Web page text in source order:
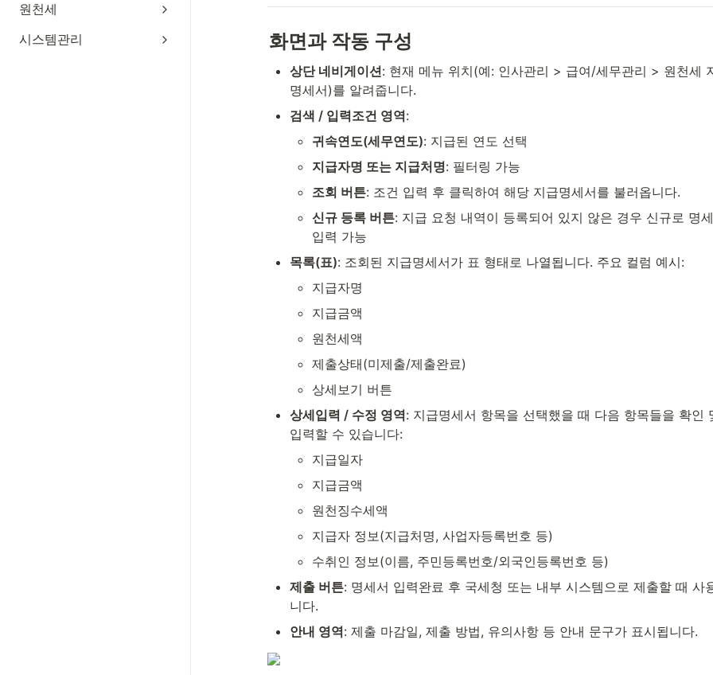
원천세
시스템관리
화면과 작동 구성
상단 네비게이션: 현재 메뉴 위치(예: 인사관리 > 급여/세무관리 > 원천세
명세서)를 알려줍니다.
검색 / 입력조건 영역:
귀속연도(세무연도): 지급된 연도 선택
지급자명 또는 지급처명: 필터링 가능
조회 버튼: 조건 입력 후 클릭하여 해당 지급명세서를 불러옵니다.
신규 등록 버튼: 지급 요청 내역이 등록되어 있지 않은 경우 신규로 명
입력 가능
목록(표): 조회된 지급명세서가 표 형태로 나열됩니다. 주요 컬럼 예시:
지급자명
지급금액
원천세액
제출상태(미제출/제출완료)
상세보기 버튼
상세입력 / 수정 영역: 지급명세서 항목을 선택했을 때 다음 항목들을 확인
입력할 수 있습니다:
지급일자
지급금액
원천징수세액
지급자 정보(지급처명, 사업자등록번호 등)
수취인 정보(이름, 주민등록번호/외국인등록번호 등)
제출 버튼: 명세서 입력완료 후 국세청 또는 내부 시스템으로 제출할 때 사
니다.
안내 영역: 제출 마감일, 제출 방법, 유의사항 등 안내 문구가 표시됩니다.